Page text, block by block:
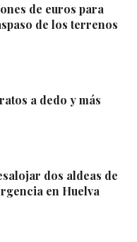
de euros para
de los terrenos
a dedo y más
dos aldeas de
en Huelva